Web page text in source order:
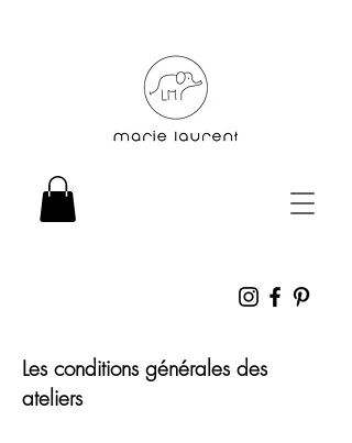
Les conditions générales des
ateliers